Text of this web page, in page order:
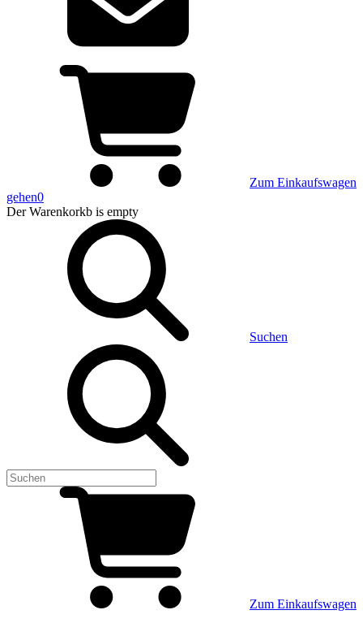
Zum Einkaufswagen
gehen0
Der Warenkorkb is empty
Suchen
Zum Einkaufswagen